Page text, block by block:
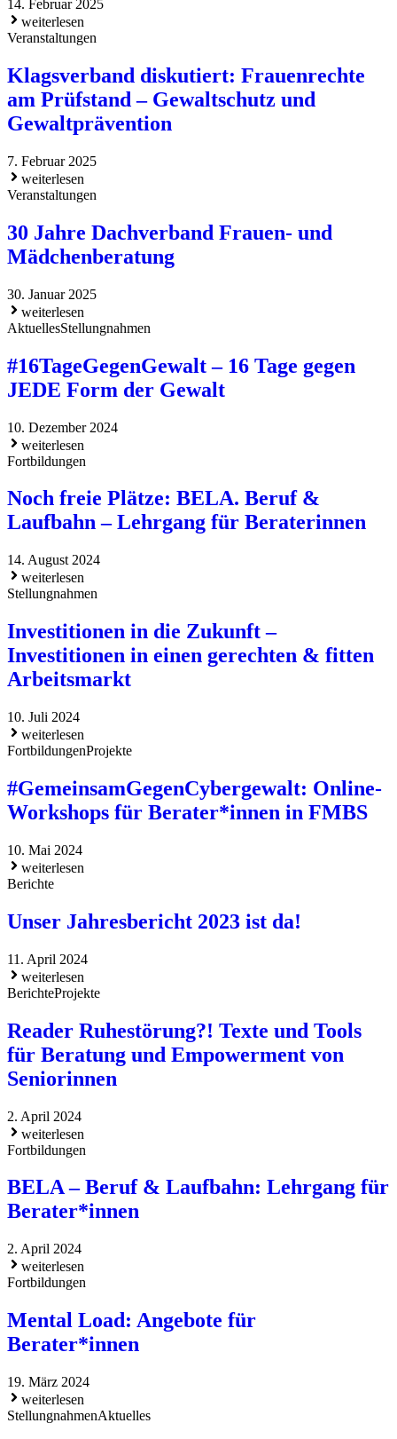
14. Februar 2025
weiterlesen
Veranstaltungen
Klagsverband diskutiert: Frauenrechte
am Prüfstand – Gewaltschutz und
Gewaltprävention
7. Februar 2025
weiterlesen
Veranstaltungen
30 Jahre Dachverband Frauen- und
Mädchenberatung
30. Januar 2025
weiterlesen
AktuellesStellungnahmen
#16TageGegenGewalt – 16 Tage gegen
JEDE Form der Gewalt
10. Dezember 2024
weiterlesen
Fortbildungen
Noch freie Plätze: BELA. Beruf &
Laufbahn – Lehrgang für Beraterinnen
14. August 2024
weiterlesen
Stellungnahmen
Investitionen in die Zukunft –
Investitionen in einen gerechten & fitten
Arbeitsmarkt
10. Juli 2024
weiterlesen
FortbildungenProjekte
#GemeinsamGegenCybergewalt: Online-
Workshops für Berater*innen in FMBS
10. Mai 2024
weiterlesen
Berichte
Unser Jahresbericht 2023 ist da!
11. April 2024
weiterlesen
BerichteProjekte
Reader Ruhestörung?! Texte und Tools
für Beratung und Empowerment von
Seniorinnen
2. April 2024
weiterlesen
Fortbildungen
BELA – Beruf & Laufbahn: Lehrgang für
Berater*innen
2. April 2024
weiterlesen
Fortbildungen
Mental Load: Angebote für
Berater*innen
19. März 2024
weiterlesen
StellungnahmenAktuelles